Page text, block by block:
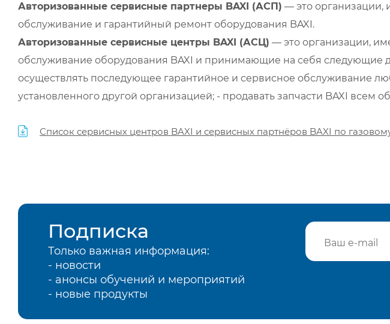
Авторизованные сервисные партнеры BAXI (АСП) — это организации,
обслуживание и гарантийный ремонт оборудования BAXI.
Авторизованные сервисные центры BAXI (АСЦ) — это организации,
обслуживание оборудования BAXI и принимающие на себя следующие
осуществлять последующее гарантийное и сервисное обслуживание
установленного другой организацией; - продавать запчасти BAXI всем
Список сервисных центров BAXI и сервисных партнёров BAXI по
Подписка
Только важная информация:
- новости
- анонсы обучений и мероприятий
- новые продукты